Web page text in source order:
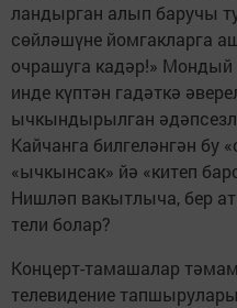
ландырган алып баручы
сөйләшүне йомгакларга
очрашуга кадәр!»
инде күптән гадәткә
ычкындырылган
Кайчанга билгеләнгән бу
«ычкынсак» йә «китеп
Нишләп вакытлыча, бер
тели болар?
Концерт-тамашалар
телевидение